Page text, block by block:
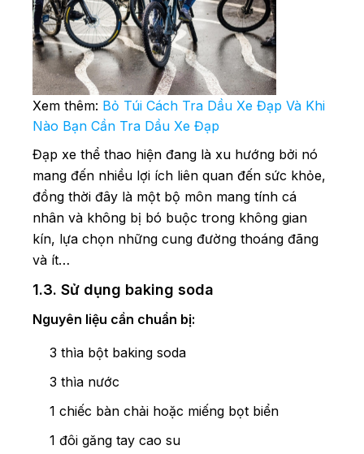
Xem thêm: Bỏ Túi Cách Tra Dầu Xe Đạp Và Khi
Nào Bạn Cần Tra Dầu Xe Đạp
Đạp xe thể thao hiện đang là xu hướng bởi nó
mang đến nhiều lợi ích liên quan đến sức khỏe,
đồng thời đây là một bộ môn mang tính cá
nhân và không bị bó buộc trong không gian
kín, lựa chọn những cung đường thoáng đãng
và ít…
1.3. Sử dụng baking soda
Nguyên liệu cần chuẩn bị:
3 thìa bột baking soda
3 thìa nước
1 chiếc bàn chải hoặc miếng bọt biển
1 đôi găng tay cao su